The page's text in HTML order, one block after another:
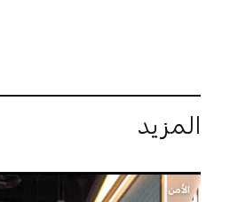
المزيد
الأمن